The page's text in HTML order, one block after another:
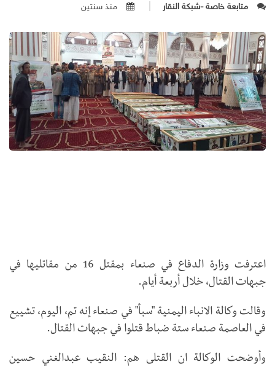
متابعة خاصة -شبكة النقار منذ سنتين
اعترفت وزارة الدفاع في صنعاء بمقتل 16 من مقاتليها في
جبهات القتال، خلال أربعة أيام.
وقالت وكالة الانباء اليمنية "سبأ" في صنعاء إنه تم، اليوم، تشييع
في العاصمة صنعاء ستة ضباط قتلوا في جبهات القتال.
وأوضحت الوكالة ان القتلى هم: النقيب عبدالغني حسين